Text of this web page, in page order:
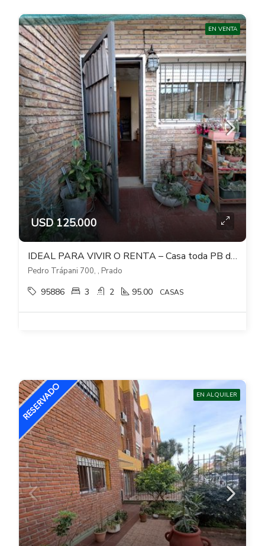
EN VENTA
USD 125.000
IDEAL PARA VIVIR O RENTA – Casa toda PB de 3 dormitorios y patio con parrillero
Pedro Trápani 700, , Prado
95886 3 2 95.00 CASAS
EN ALQUILER